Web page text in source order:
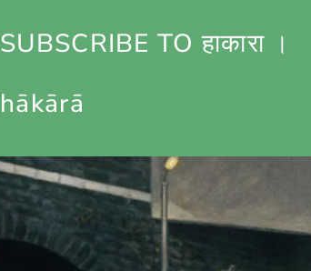
SUBSCRIBE TO हाकारा ।
hākārā